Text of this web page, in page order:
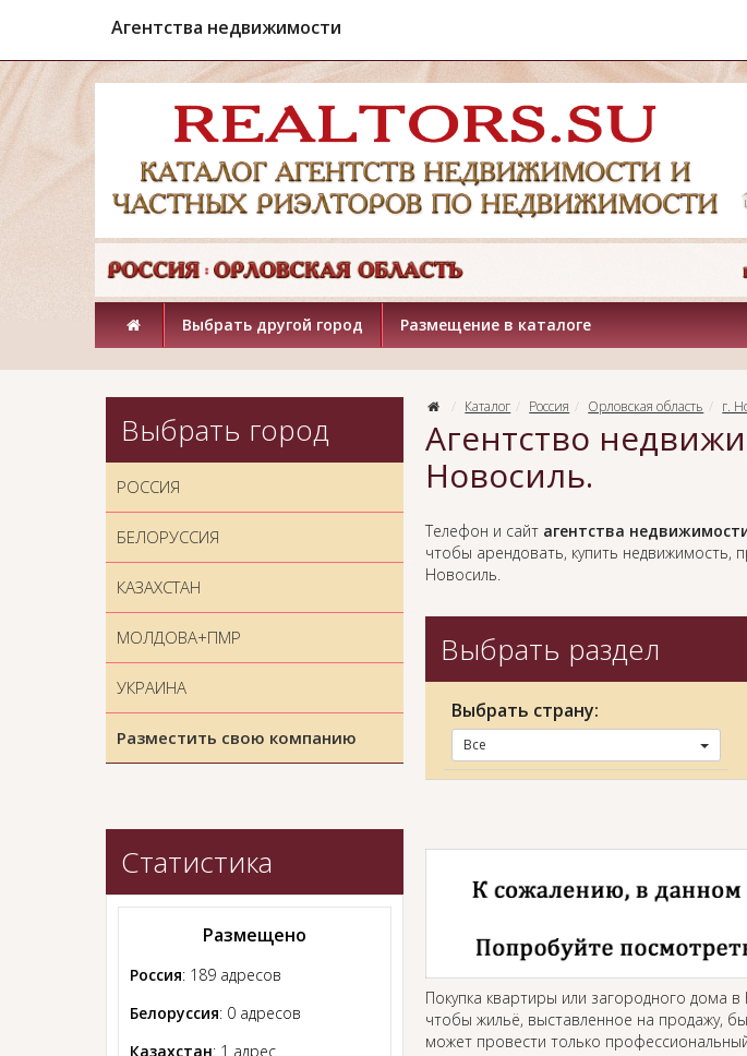
Агентства недвижимости
Выбрать другой город Размещение в каталоге
Каталог Россия Орловская область г.
Агентство
Новосиль.
Телефон и сайт агентства
чтобы арендовать, купить недвижимость,
Новосиль.
Выбрать раздел
Выбрать страну:
Все
Покупка квартиры или загородного дома
чтобы жильё, выставленное на продажу,
может провести только
Выбрать город
РОССИЯ
БЕЛОРУССИЯ
КАЗАХСТАН
МОЛДОВА+ПМР
УКРАИНА
Разместить свою компанию
Статистика
Размещено
Россия: 189 адресов
Белоруссия: 0 адресов
Казахстан: 1 адрес